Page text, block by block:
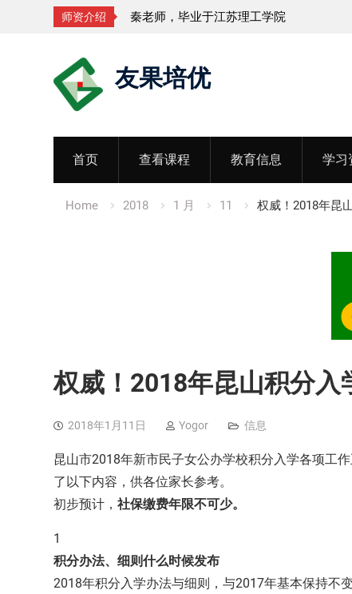
师资介绍
秦老师，毕业于江苏理工学院
友果培优
首页 查看课程 教育信息 学习
Home 2018 1 月 11 权威！2018年昆
权威！2018年昆山积分
2018年1月11日 Yogor 信息
昆山市2018年新市民子女公办学校积分入学各项工
了以下内容，供各位家长参考。
初步预计， 社保缴费年限不可少。
1
积分办法、细则什么时候发布
2018年积分入学办法与细则，与2017年基本保持不变